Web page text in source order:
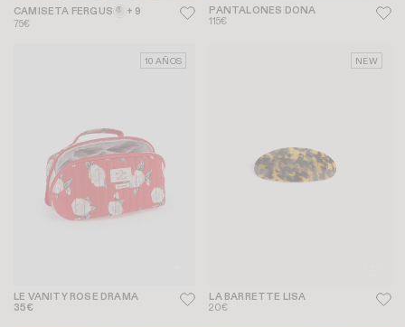
CAMISETA FERGUS + 9
75€
PANTALONES DONA
115€
10 AÑOS
LE VANITY ROSE DRAMA
35€
NEW
LA BARRETTE LISA
20€